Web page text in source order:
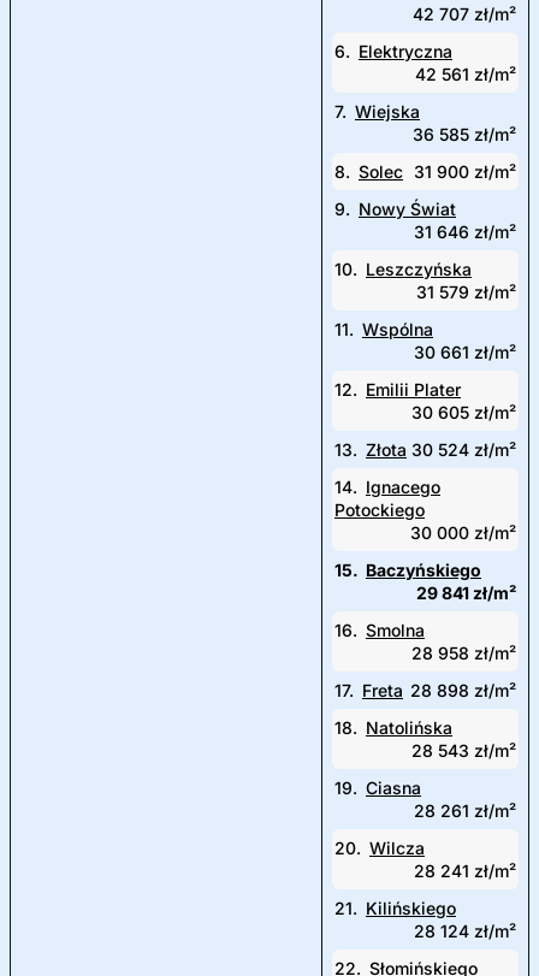
42 707 zł/m²
6. Elektryczna
42 561 zł/m²
7. Wiejska
36 585 zł/m²
8. Solec 31 900 zł/m²
9. Nowy Świat
31 646 zł/m²
10. Leszczyńska
31 579 zł/m²
11. Wspólna
30 661 zł/m²
12. Emilii Plater
30 605 zł/m²
13. Złota 30 524 zł/m²
14. Ignacego
Potockiego
30 000 zł/m²
15. Baczyńskiego
29 841 zł/m²
16. Smolna
28 958 zł/m²
17. Freta 28 898 zł/m²
18. Natolińska
28 543 zł/m²
19. Ciasna
28 261 zł/m²
20. Wilcza
28 241 zł/m²
21. Kilińskiego
28 124 zł/m²
22. Słomińskiego